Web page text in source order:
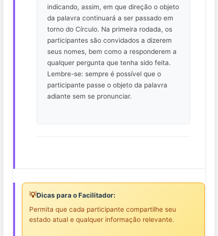
indicando, assim, em que direção o objeto
da palavra continuará a ser passado em
torno do Círculo. Na primeira rodada, os
participantes são convidados a dizerem
seus nomes, bem como a responderem a
qualquer pergunta que tenha sido feita.
Lembre-se: sempre é possível que o
participante passe o objeto da palavra
adiante sem se pronunciar.
💡Dicas para o Facilitador:
Permita que cada participante compartilhe seu
estado atual e qualquer informação relevante.